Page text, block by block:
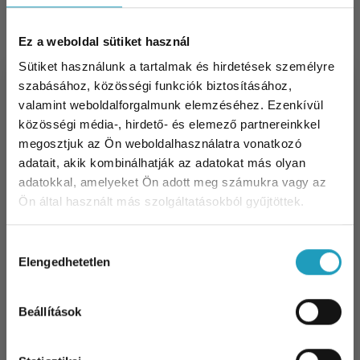
Ez a weboldal sütiket használ
Sütiket használunk a tartalmak és hirdetések személyre
szabásához, közösségi funkciók biztosításához,
valamint weboldalforgalmunk elemzéséhez. Ezenkívül
közösségi média-, hirdető- és elemező partnereinkkel
megosztjuk az Ön weboldalhasználatra vonatkozó
adatait, akik kombinálhatják az adatokat más olyan
adatokkal, amelyeket Ön adott meg számukra vagy az
Ön által használt más szolgáltatásokból gyűjtöttek.
kiválasztása
Elengedhetetlen
Beállítások
Dietetika,Kardiológia 2024-05-02
Magas koleszterin diéta: mit szabad
és mit nem?
A magas koleszterinszint gyakori probléma: annak
létfontosságú vegyület. Azonban a túl magas
koleszterinszint szív- és érrendszeri panaszokat,
az erek károsodását és a stroke kialakulását is
előidézheti. Ijesztően hangzik? Valóban, a jó hír
segít kordában tartani a koleszterinszintet.
10% kedvezmény Önnek